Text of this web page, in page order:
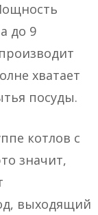
до 9
хватает
посуды.
котлов с
значит,
выходящий